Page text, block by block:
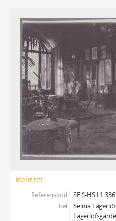
Fg - Selma
For - Porträtt av Selma
Fse - Sophie
Fs - Fotografier av
Faes - Fotografier
Faeu - Fotografier av
Fags - Fotografier av
Fagu - Fotografier av
Fos - Orter:
Fom - Orter:
Fou - Orter: Utlandet
Fbl - Fotografier:
Ft - Fotografier från
Fu - Fotografier från
338 - NILS AFZELIUS
339 - VALBORG
340 - SELMA LAGERLÖF-
Identitet
Referenskod
SE S-HS
Titel
Selma